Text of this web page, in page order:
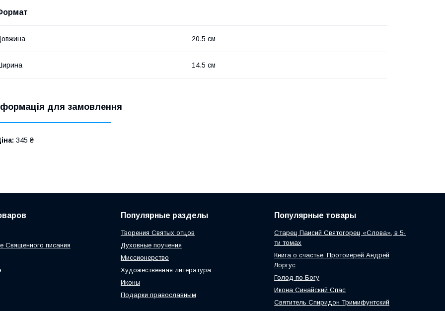
20.5 см
14.5 см
для замовлення
345 ₴
Священного писания
Популярные разделы
Творения Святых отцов
Духовные поучения
Миссионерство
Художественная литература
Иконы
Подарки православным
Популярные товары
Старец Паисий Святогорец «Слова», в 5-
ти томах
Книга о счастье. Протоиерей Андрей
Лоргус
Голод по Богу
Икона Синайский Спас
Святитель Спиридон Тримифунтский